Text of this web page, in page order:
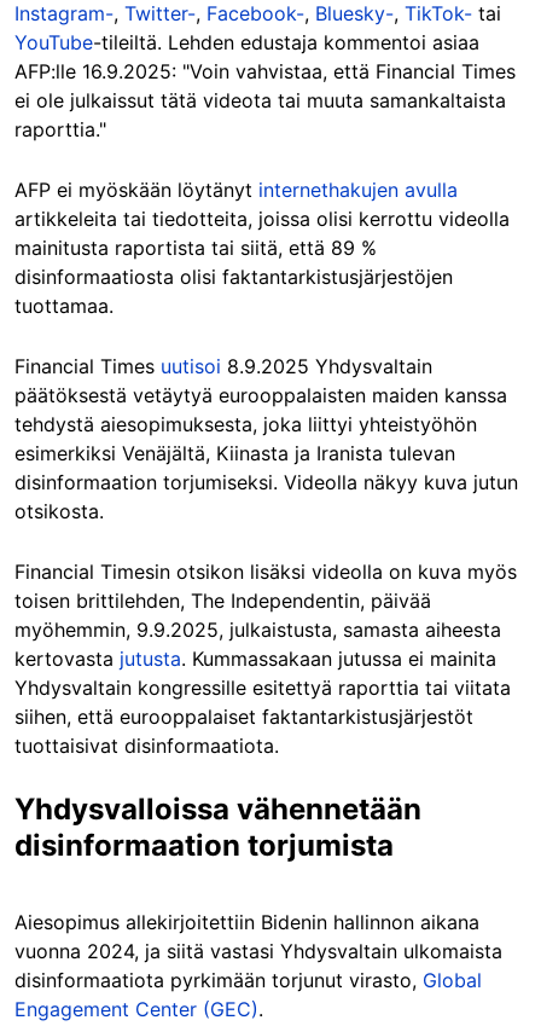
Instagram-, Twitter-, Facebook-, Bluesky-, TikTok- tai
YouTube-tileiltä. Lehden edustaja kommentoi asiaa
AFP:lle 16.9.2025: "Voin vahvistaa, että Financial Times
ei ole julkaissut tätä videota tai muuta samankaltaista
raporttia."
AFP ei myöskään löytänyt internethakujen avulla
artikkeleita tai tiedotteita, joissa olisi kerrottu videolla
mainitusta raportista tai siitä, että 89 %
disinformaatiosta olisi faktantarkistusjärjestöjen
tuottamaa.
Financial Times uutisoi 8.9.2025 Yhdysvaltain
päätöksestä vetäytyä eurooppalaisten maiden kanssa
tehdystä aiesopimuksesta, joka liittyi yhteistyöhön
esimerkiksi Venäjältä, Kiinasta ja Iranista tulevan
disinformaation torjumiseksi. Videolla näkyy kuva jutun
otsikosta.
Financial Timesin otsikon lisäksi videolla on kuva myös
toisen brittilehden, The Independentin, päivää
myöhemmin, 9.9.2025, julkaistusta, samasta aiheesta
kertovasta jutusta. Kummassakaan jutussa ei mainita
Yhdysvaltain kongressille esitettyä raporttia tai viitata
siihen, että eurooppalaiset faktantarkistusjärjestöt
tuottaisivat disinformaatiota.
Yhdysvalloissa vähennetään
disinformaation torjumista
Aiesopimus allekirjoitettiin Bidenin hallinnon aikana
vuonna 2024, ja siitä vastasi Yhdysvaltain ulkomaista
disinformaatiota pyrkimään torjunut virasto, Global
Engagement Center (GEC).